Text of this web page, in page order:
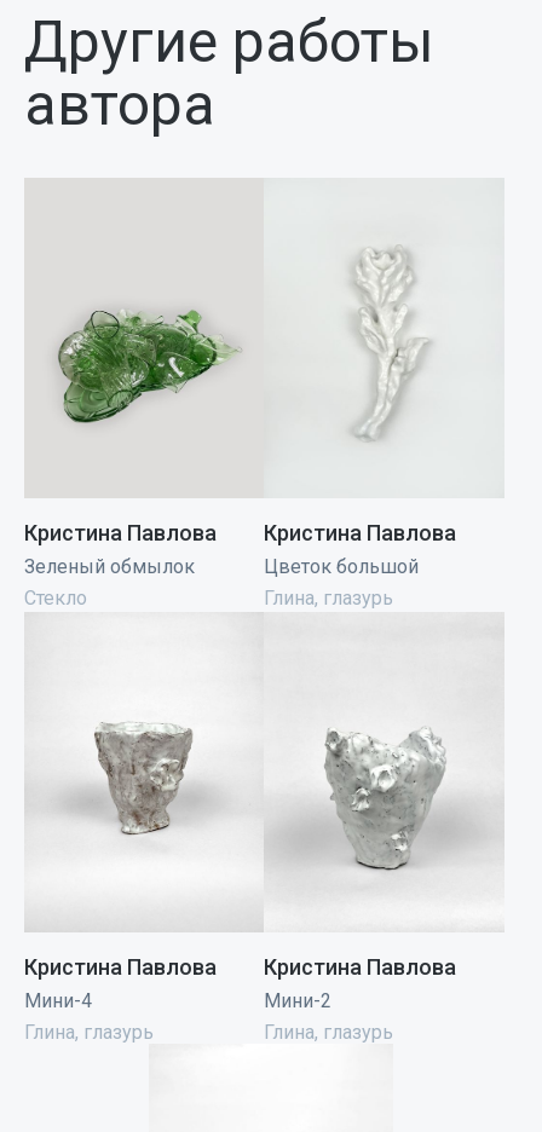
Другие работы
автора
Кристина Павлова
Зеленый обмылок
Стекло
Кристина Павлова
Цветок большой
Глина, глазурь
Кристина Павлова
Мини-4
Глина, глазурь
Кристина Павлова
Мини-2
Глина, глазурь